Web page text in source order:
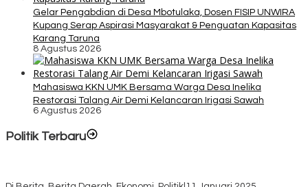
Gelar Pengabdian di Desa Mbotulaka, Dosen FISIP UNWIRA
Kupang Serap Aspirasi Masyarakat & Penguatan Kapasitas
Karang Taruna
8 Agustus 2026
Mahasiswa KKN UMK Bersama Warga Desa Inelika
Restorasi Talang Air Demi Kelancaran Irigasi Sawah
6 Agustus 2026
Politik Terbaru